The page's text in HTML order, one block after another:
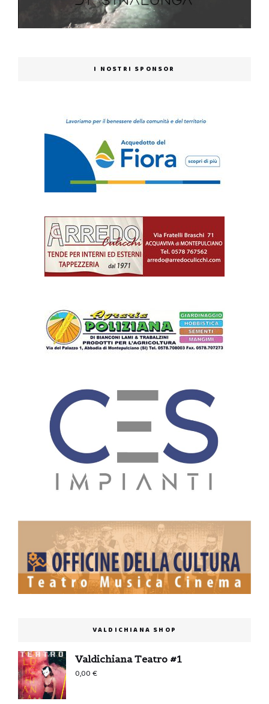
I NOSTRI SPONSOR
VALDICHIANA SHOP
Valdichiana Teatro #1
0,00€